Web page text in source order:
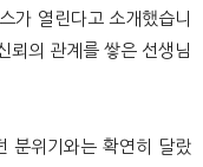
가 열린다고 소개했습니
뢰의 관계를 쌓은 선생님
분위기와는 확연히 달랐